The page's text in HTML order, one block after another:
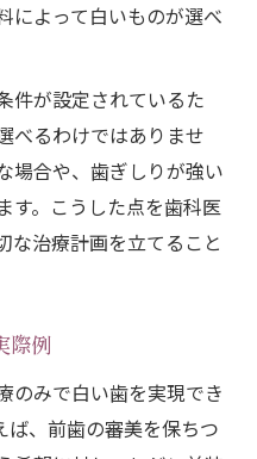
によって白いものが選べ
件が設定されているた
べるわけではありませ
場合や、歯ぎしりが強い
す。こうした点を歯科医
な治療計画を立てること
際例
のみで白い歯を実現でき
ば、前歯の審美を保ちつ